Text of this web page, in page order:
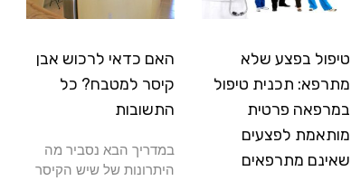
טיפול בפצע שלא
מתרפא: תכנית טיפול
במרפאה פרטית
מותאמת לפצעים
שאינם מתרפאים
האם כדאי לרכוש אבן
קיסר למטבח? כל
התשובות
במדריך הבא נסביר מה
היתרונות של שיש הקיסר